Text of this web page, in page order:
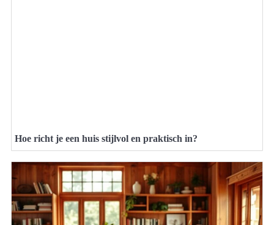
Hoe richt je een huis stijlvol en praktisch in?